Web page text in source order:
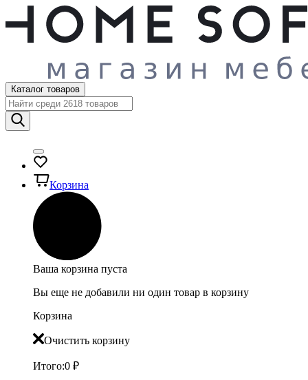
Каталог товаров
Корзина
Ваша корзина пуста
Вы еще не добавили ни один товар в корзину
Корзина
Очистить корзину
Итого:0 ₽